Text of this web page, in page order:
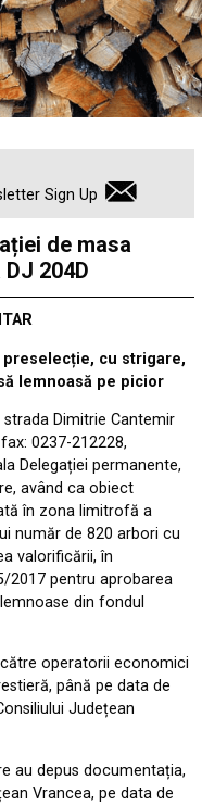
Sign Up
de masa
204D
cu strigare,
lemnoasă pe picior
Dimitrie Cantemir
0237-212228,
Delegației permanente,
având ca obiect
în zona limitrofă a
număr de 820 arbori cu
valorificării, în
2017 pentru aprobarea
din fondul
operatorii economici
până pe data de
Județean
au depus documentația,
Vrancea, pe data de